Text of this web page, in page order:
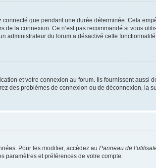
que pendant une durée déterminée. Cela
de la connexion. Ce n’est pas recommandé si vous
administrateur du forum a désactivé cette fonctionnalité.
et votre connexion au forum. Ils fournissent aussi
des problèmes de connexion ou de déconnexion, la
Pour les modifier, accédez au Panneau de
paramètres et préférences de votre compte.